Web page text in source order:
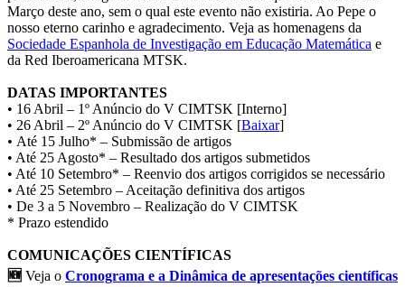
Março deste ano, sem o qual este evento não existiria. Ao Pepe o
nosso eterno carinho e agradecimento. Veja as homenagens da
Sociedade Espanhola de Investigação em Educação Matemática e
da Red Iberoamericana MTSK.
DATAS IMPORTANTES
• 16 Abril – 1º Anúncio do V CIMTSK [Interno]
• 26 Abril – 2º Anúncio do V CIMTSK [Baixar]
• Até 15 Julho* – Submissão de artigos
• Até 25 Agosto* – Resultado dos artigos submetidos
• Até 10 Setembro* – Reenvio dos artigos corrigidos se necessário
• Até 25 Setembro – Aceitação definitiva dos artigos
• De 3 a 5 Novembro – Realização do V CIMTSK
* Prazo estendido
COMUNICAÇÕES CIENTÍFICAS
🆕 Veja o Cronograma e a Dinâmica de apresentações científicas